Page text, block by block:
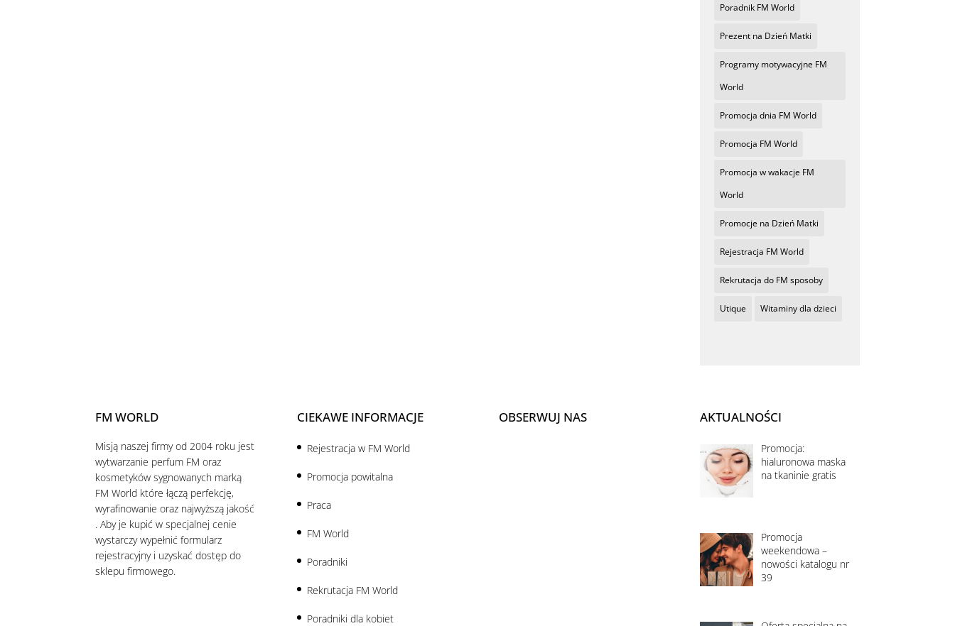
Poradnik FM World
Prezent na Dzień Matki
Programy motywacyjne FM
World
Promocja dnia FM World
Promocja FM World
Promocja w wakacje FM
World
Promocje na Dzień Matki
Rejestracja FM World
Rekrutacja do FM sposoby
Utique Witaminy dla dzieci
FM WORLD
Misją naszej firmy od 2004 roku jest
wytwarzanie perfum FM oraz
kosmetyków sygnowanych marką
FM World które łączą perfekcję,
wyrafinowanie oraz najwyższą jakość
. Aby je kupić w specjalnej cenie
wystarczy wypełnić formularz
rejestracyjny i uzyskać dostęp do
sklepu firmowego.
CIEKAWE INFORMACJE
Rejestracja w FM World
Promocja powitalna
Praca
FM World
Poradniki
Rekrutacja FM World
Poradniki dla kobiet
OBSERWUJ NAS AKTUALNOŚCI
Promocja:
hialuronowa maska
na tkaninie gratis
Promocja
weekendowa –
nowości katalogu nr
39